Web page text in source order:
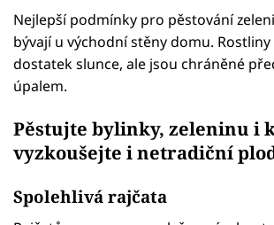
Nejlepší podmínky pro pěstování
bývají u východní stěny domu.
dostatek slunce, ale jsou chráněné
úpalem.
Pěstujte bylinky, zeleninu i
vyzkoušejte i netradiční
Spolehlivá rajčata